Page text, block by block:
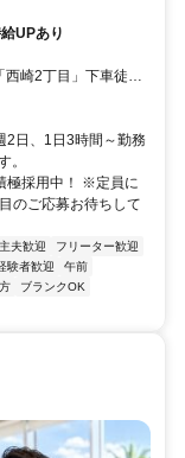
UPあり
崎2丁目」下車徒歩
日、1日3時間～勤務
。
極採用中！ ※定員に
のご応募お待ちして
夫歓迎
フリーター歓迎
験者歓迎
午前
ブランクOK